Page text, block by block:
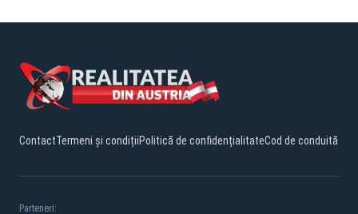
ContactTermeni și condițiiPolitică de confidențialitateCod de conduită
Parteneri: